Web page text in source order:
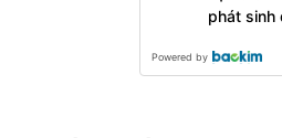
phát sinh
Powered by